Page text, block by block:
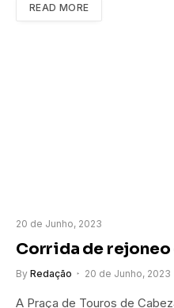
READ MORE
20 de Junho, 2023
Corrida de rejoneo
By Redação 20 de Junho, 2023
A Praça de Touros de